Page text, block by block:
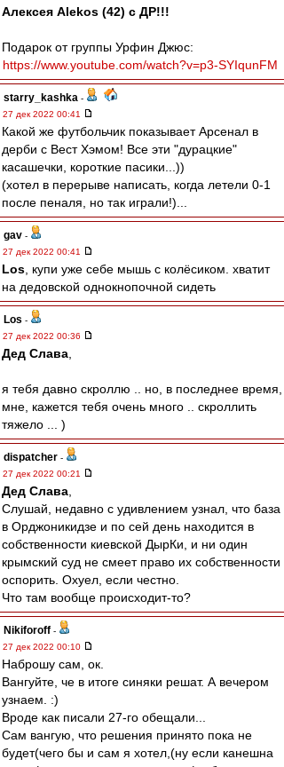
Алексея Alekos (42) с ДР!!!
Подарок от группы Урфин Джюс:
https://www.youtube.com/watch?v=p3-SYIqunFM
starry_kashka -
27 дек 2022 00:41
Какой же футбольчик показывает Арсенал в
дерби с Вест Хэмом! Все эти "дурацкие"
касашечки, короткие пасики...))
(хотел в перерыве написать, когда летели 0-1
после пеналя, но так играли!)...
gav -
27 дек 2022 00:41
Los , купи уже себе мышь с колёсиком. хватит
на дедовской однокнопочной сидеть
Los -
27 дек 2022 00:36
Дед Слава
я тебя давно скроллю .. но, в последнее время,
мне, кажется тебя очень много .. скроллить
тяжело ... )
dispatcher -
27 дек 2022 00:21
Дед Слава
Слушай, недавно с удивлением узнал, что база
в Орджоникидзе и по сей день находится в
собственности киевской ДырКи, и ни один
крымский суд не смеет право их собственности
оспорить. Охуел, если честно.
Что там вообще происходит-то?
Nikiforoff -
27 дек 2022 00:10
Наброшу сам, ок.
Вангуйте, че в итоге синяки решат. А вечером
узнаем. :)
Вроде как писали 27-го обещали...
Сам вангую, что решения принято пока не
будет(чего бы и сам я хотел,(ну если канешна